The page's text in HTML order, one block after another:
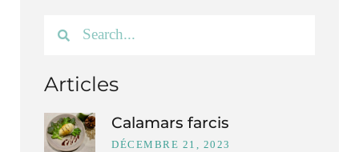
Articles
Calamars farcis
DÉCEMBRE 21, 2023